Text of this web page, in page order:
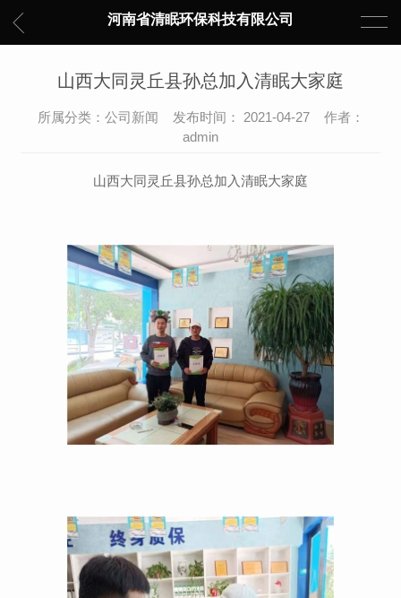
河南省清眠环保科技有限公司
山西大同灵丘县孙总加入清眠大家庭
所属分类：公司新闻 发布时间： 2021-04-27 作者：
admin
山西大同灵丘县孙总加入清眠大家庭